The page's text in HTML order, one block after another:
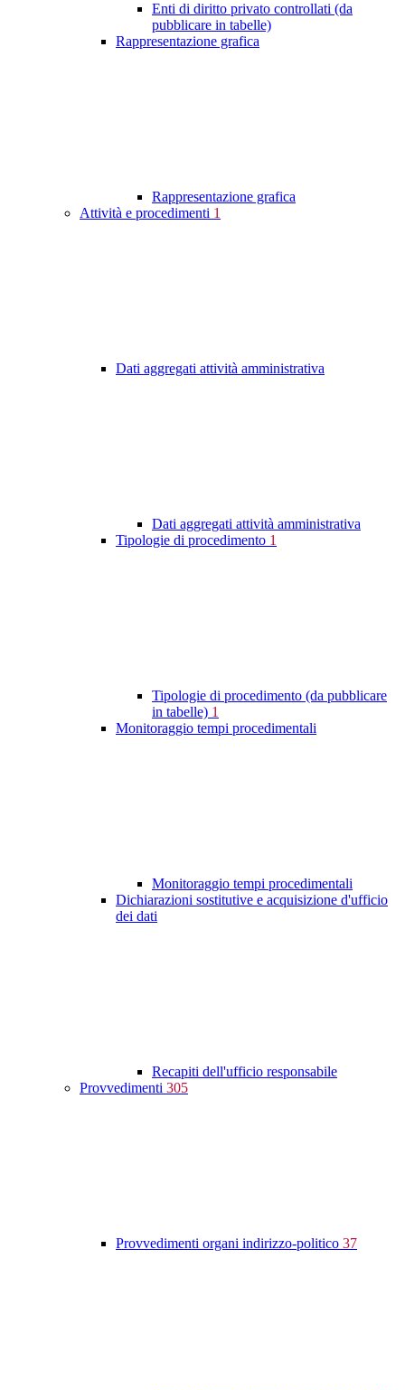
Enti di diritto privato controllati (da
pubblicare in tabelle)
Rappresentazione grafica
Rappresentazione grafica
Attività e procedimenti 1
Dati aggregati attività amministrativa
Dati aggregati attività amministrativa
Tipologie di procedimento 1
Tipologie di procedimento (da pubblicare
in tabelle) 1
Monitoraggio tempi procedimentali
Monitoraggio tempi procedimentali
Dichiarazioni sostitutive e acquisizione d'ufficio
dei dati
Recapiti dell'ufficio responsabile
Provvedimenti 305
Provvedimenti organi indirizzo-politico 37